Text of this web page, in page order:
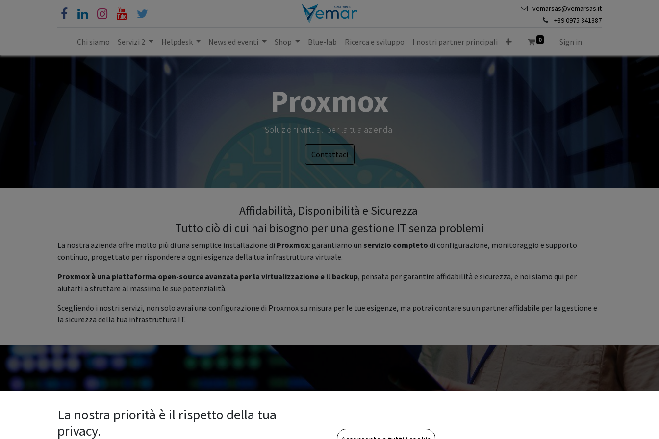
vemarsas@vemarsas.it
+39 0975 341387
Chi siamo Servizi 2 Helpdesk News ed eventi Shop Blue-lab Ricerca e sviluppo I nostri partner principali 0 Sign in
Proxmox​
Soluzioni virtuali per la tua azienda
Contattaci
Affidabilità, Disponibilità e Sicurezza
Tutto ciò di cui hai bisogno per una gestione IT senza problemi
La nostra azienda offre molto più di una semplice installazione di Proxmox: garantiamo un servizio completo di configurazione, monitoraggio e supporto
continuo, progettato per rispondere a ogni esigenza della tua infrastruttura virtuale.
Proxmox è una piattaforma open-source avanzata per la virtualizzazione e il backup, pensata per garantire affidabilità e sicurezza, e noi siamo qui per
aiutarti a sfruttare al massimo le sue potenzialità.
Scegliendo i nostri servizi, non solo avrai una configurazione di Proxmox su misura per le tue esigenze, ma potrai contare su un partner affidabile per la gestione e
la sicurezza della tua infrastruttura IT.
La nostra priorità è il rispetto della tua
privacy.